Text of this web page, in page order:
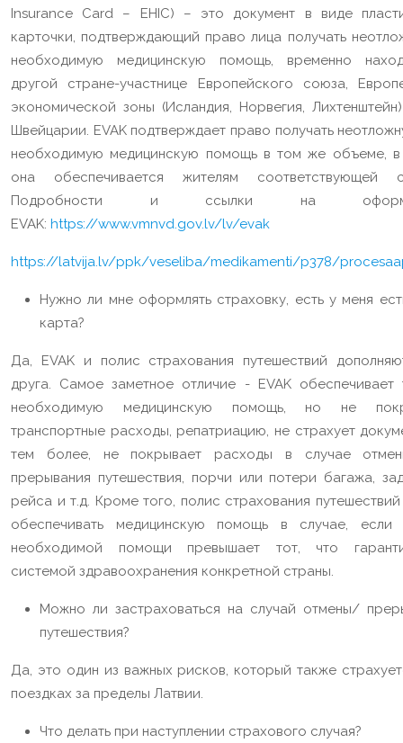
Insurance Card – EHIC) – это документ в виде
карточки, подтверждающий право лица получать
необходимую медицинскую помощь, временно
другой стране-участнице Европейского союза,
экономической зоны (Исландия, Норвегия,
Швейцарии. EVAK подтверждает право получать
необходимую медицинскую помощь в том же объеме,
она обеспечивается жителям соответствующей
Подробности и ссылки на
EVAK: https://www.vmnvd.gov.lv/lv/evak
https://latvija.lv/ppk/veseliba/medikamenti/p378/
Нужно ли мне оформлять страховку, есть у меня
карта?
Да, EVAK и полис страхования путешествий
друга. Самое заметное отличие - EVAK обеспечивает
необходимую медицинскую помощь, но не
транспортные расходы, репатриацию, не страхует
тем более, не покрывает расходы в случае
прерывания путешествия, порчи или потери багажа,
рейса и т.д. Кроме того, полис страхования
обеспечивать медицинскую помощь в случае, если
необходимой помощи превышает тот, что
системой здравоохранения конкретной страны.
Можно ли застраховаться на случай отмены/
путешествия?
Да, это один из важных рисков, который также
поездках за пределы Латвии.
Что делать при наступлении страхового случая?